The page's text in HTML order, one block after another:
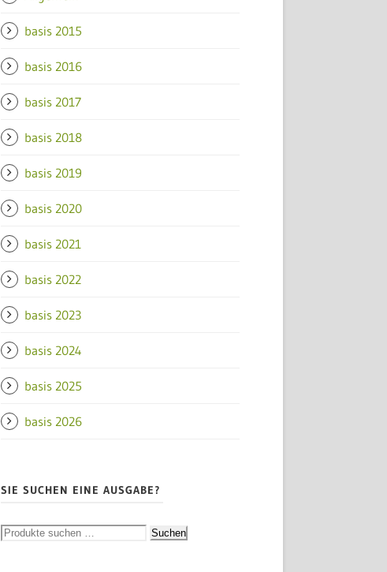
basis 2015
basis 2016
basis 2017
basis 2018
basis 2019
basis 2020
basis 2021
basis 2022
basis 2023
basis 2024
basis 2025
basis 2026
SIE SUCHEN EINE AUSGABE?
Suchen